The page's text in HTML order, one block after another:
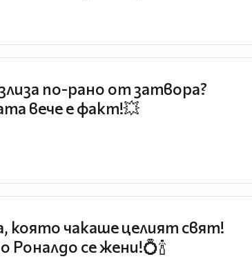
по-рано от затвора?
вече е факт!💥
която чакаше целият свят!
Роналдо се жени!💍🍾